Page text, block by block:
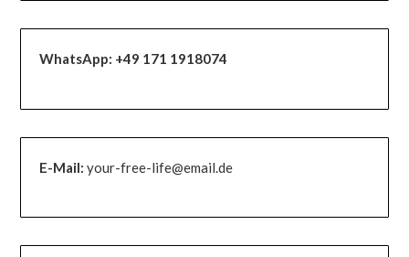
WhatsApp: +49 171 1918074
E-Mail:your-free-life@email.de